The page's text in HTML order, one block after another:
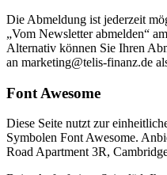
Die Abmeldung ist jederzeit
„Vom Newsletter abmelden“
Alternativ können Sie Ihren
an marketing@telis-finanz.de
Font Awesome
Diese Seite nutzt zur
Symbolen Font Awesome.
Road Apartment 3R,